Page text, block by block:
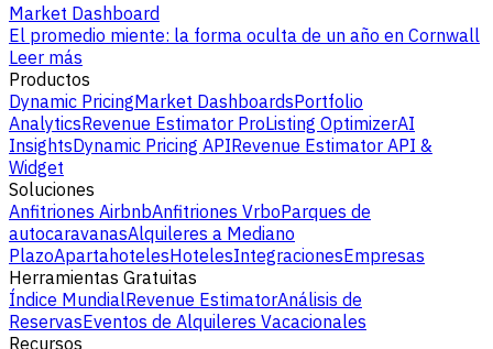
Market Dashboard
El promedio miente: la forma oculta de un año en Cornwall
Leer más
Productos
Dynamic PricingMarket DashboardsPortfolio
AnalyticsRevenue Estimator ProListing OptimizerAI
InsightsDynamic Pricing APIRevenue Estimator API &
Widget
Soluciones
Anfitriones AirbnbAnfitriones VrboParques de
autocaravanasAlquileres a Mediano
PlazoApartahotelesHotelesIntegracionesEmpresas
Herramientas Gratuitas
Índice MundialRevenue EstimatorAnálisis de
ReservasEventos de Alquileres Vacacionales
Recursos